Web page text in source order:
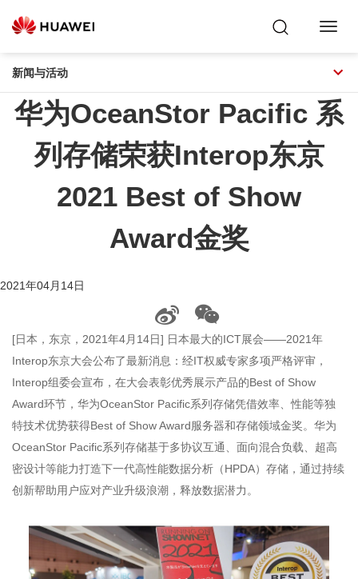
新闻与活动
华为OceanStor Pacific 系
列存储荣获Interop东京
2021 Best of Show
Award金奖
2021年04月14日
[日本，东京，2021年4月14日] 日本最大的ICT展会——2021年
Interop东京大会公布了最新消息：经IT权威专家多项严格评审，
Interop组委会宣布，在大会表彰优秀展示产品的Best of Show
Award环节，华为OceanStor Pacific系列存储凭借效率、性能等独
特技术优势获得Best of Show Award服务器和存储领域金奖。华为
OceanStor Pacific系列存储基于多协议互通、面向混合负载、超高
密设计等能力打造下一代高性能数据分析（HPDA）存储，通过持续
创新帮助用户应对产业升级浪潮，释放数据潜力。